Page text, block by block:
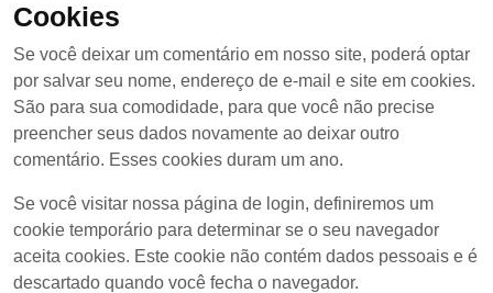
Cookies
Se você deixar um comentário em nosso site, poderá optar
por salvar seu nome, endereço de e-mail e site em cookies.
São para sua comodidade, para que você não precise
preencher seus dados novamente ao deixar outro
comentário. Esses cookies duram um ano.
Se você visitar nossa página de login, definiremos um
cookie temporário para determinar se o seu navegador
aceita cookies. Este cookie não contém dados pessoais e é
descartado quando você fecha o navegador.